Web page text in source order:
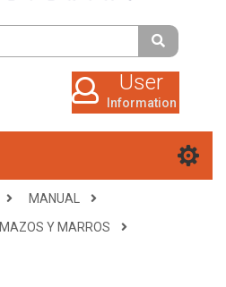
User
Information
MANUAL
MAZOS Y MARROS